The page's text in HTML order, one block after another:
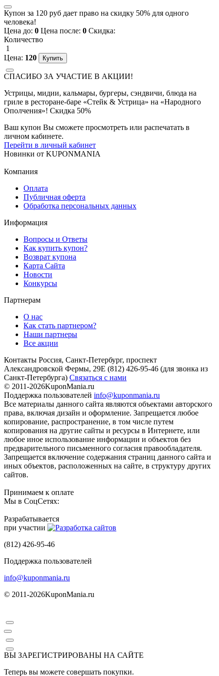
Купон за 120 руб дает право на скидку 50% для одного
человека!
Цена до: 0 Цена после: 0 Скидка:
Количество
1
Цена: 120
СПАСИБО ЗА УЧАСТИЕ В АКЦИИ!
Устрицы, мидии, кальмары, бургеры, сэндвичи, блюда на
гриле в ресторане-баре «Стейк & Устрица» на «Народного
Ополчения»! Скидка 50%
Ваш купон Вы сможете просмотреть или распечатать в
личном кабинете.
Перейти в личный кабинет
Новинки от KUPONMANIA
Компания
Оплата
Публичная оферта
Обработка персональных данных
Информация
Вопросы и Ответы
Как купить купон?
Возврат купона
Карта Сайта
Новости
Конкурсы
Партнерам
О нас
Как стать партнером?
Наши партнеры
Все акции
Контакты Россия, Санкт-Петербург, проспект
Александровской Фермы, 29Е (812) 426-95-46 (для звонка из
Санкт-Петербурга) Связаться с нами
© 2011-2026KuponMania.ru
Поддержка пользователей info@kuponmania.ru
Все материалы данного сайта являются объектами авторского
права, включая дизайн и оформление. Запрещается любое
копирование, распространение, в том числе путем
копирования на другие сайты и ресурсы в Интернете, или
любое иное использование информации и объектов без
предварительного письменного согласия правообладателя.
Запрещается включение содержания страниц данного сайта и
иных объектов, расположенных на сайте, в структуру других
сайтов.
Принимаем к оплате
Мы в СоцСетях:
Разрабатывается
при участии
(812) 426-95-46
Поддержка пользователей
info@kuponmania.ru
© 2011-2026KuponMania.ru
ВЫ ЗАРЕГИСТРИРОВАНЫ НА САЙТЕ
Теперь вы можете совершать покупки.